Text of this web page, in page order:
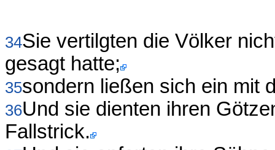
34Sie vertilgten die Völker
gesagt hatte;
35sondern ließen sich ein mit
36Und sie dienten ihren
Fallstrick.